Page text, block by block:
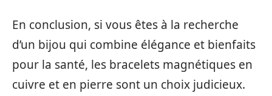
En conclusion, si vous êtes à la recherche
d’un bijou qui combine élégance et bienfaits
pour la santé, les bracelets magnétiques en
cuivre et en pierre sont un choix judicieux.